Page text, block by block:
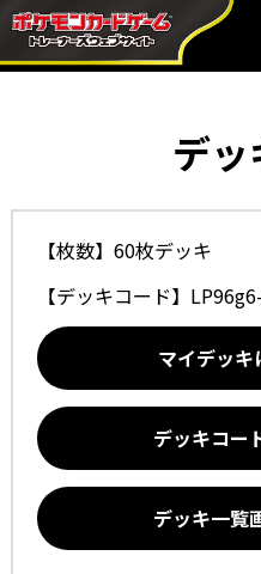
デ
【枚数】60枚デッキ
【デッキコード】
マイデッキ
デッキコー
デッキ一覧